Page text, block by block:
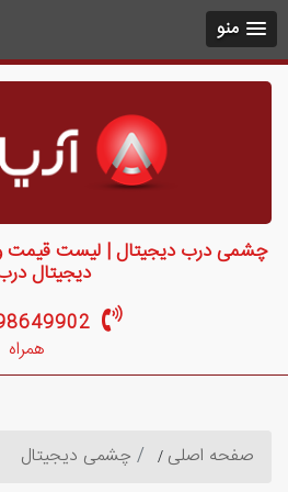
منو
چشمی درب دیجیتال | لیست
دیجیتال
همراه
صفحه اصلی چشمی دیجیتال